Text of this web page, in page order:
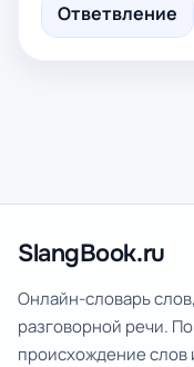
Ответвление
SlangBook.ru
Онлайн-словарь
разговорной речи.
происхождение слов